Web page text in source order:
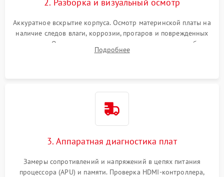
Аккуратное вскрытие корпуса. Осмотр материнской платы на
наличие следов влаги, коррозии, прогаров и поврежденных
элементов. Оценка состояния системы охлаждения, турбины
кулера и степени загрязнения радиатора пылью.
Подробнее
3. Аппаратная диагностика плат
Замеры сопротивлений и напряжений в цепях питания
процессора (APU) и памяти. Проверка HDMI-контроллера,